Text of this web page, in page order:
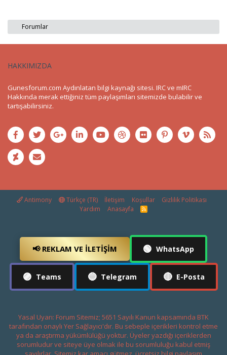
Forumlar
HAKKIMIZDA
Gunesforum.com Aydınlatan bilgi kaynağı sitesi. IRC ve mIRC
Hakkında merak ettiğiniz tüm paylaşımları sitemizde bulabilir ve
tartışabilirsiniz.
Antimony Türkçe (TR) İletişim Koşullar
Gizlilik Politikası
Yardım
Anasayfa
R
S
📢 REKLAM VE İLETIŞIM 🟢 WhatsApp
🟣 Teams 🔵 Telegram 🔴 E-Posta
Yasal Uyarı: Forum Sitemiz; 5651 Sayılı Kanun kapsamında BTK
tarafından onaylı Yer Sağlayıcı'dır. Bu sebeple içerikleri kontrol etme
ya da araştırma yükümlülüğü yoktur. Üyeler yazdığı içeriklerden
sorumludur ve siteye üye olmak ile bu sorumluluğu kabul etmiş